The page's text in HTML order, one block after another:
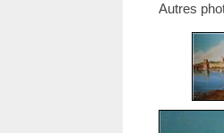
Autres